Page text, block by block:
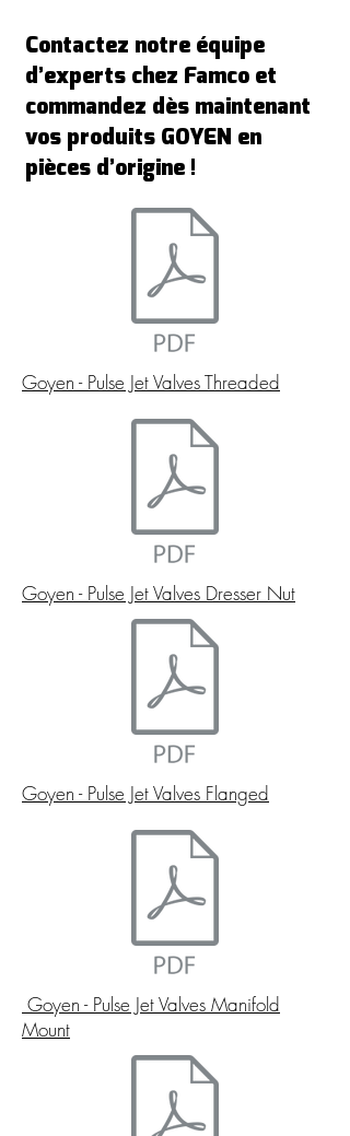
Contactez notre équipe
d’experts chez Famco et
commandez dès maintenant
vos produits GOYEN en
pièces d’origine !
Goyen - Pulse Jet Valves Threaded
Goyen - Pulse Jet Valves Dresser Nut
Goyen - Pulse Jet Valves Flanged
Goyen - Pulse Jet Valves Manifold
Mount